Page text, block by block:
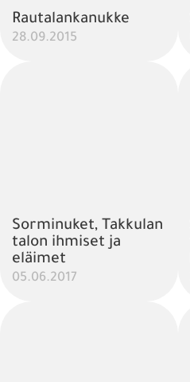
Rautalankanukke
28.09.2015
Sorminuket, Takkulan
talon ihmiset ja
eläimet
05.06.2017